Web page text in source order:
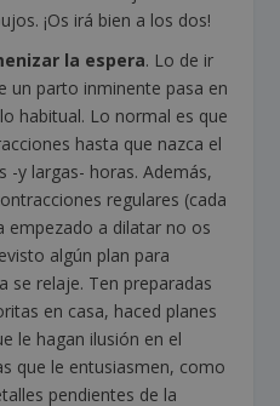
¡Os irá bien a los dos!
la espera. Lo de ir
un parto inminente pasa en
habitual. Lo normal es que
hasta que nazca el
-y largas- horas. Además,
regulares (cada
empezado a dilatar no os
algún plan para
se relaje. Ten preparadas
en casa, haced planes
le hagan ilusión en el
que le entusiasmen, como
pendientes de la